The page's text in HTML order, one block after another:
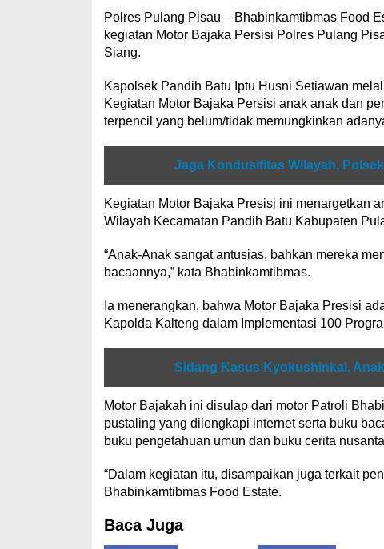
Polres Pulang Pisau – Bhabinkamtibmas Food
kegiatan Motor Bajaka Persisi Polres Pulang
Siang.
Kapolsek Pandih Batu Iptu Husni Setiawan
Kegiatan Motor Bajaka Persisi anak anak dan
terpencil yang belum/tidak memungkinkan
Jaga Kondusifitas Wilayah,
Kegiatan Motor Bajaka Presisi ini menargetkan
Wilayah Kecamatan Pandih Batu Kabupaten
“Anak-Anak sangat antusias, bahkan mereka
bacaannya,” kata Bhabinkamtibmas.
Ia menerangkan, bahwa Motor Bajaka Presisi
Kapolda Kalteng dalam Implementasi 100
Sidang Kasus Kyokushinkai,
Motor Bajakah ini disulap dari motor Patroli
pustaling yang dilengkapi internet serta buku
buku pengetahuan umun dan buku cerita
“Dalam kegiatan itu, disampaikan juga terkait
Bhabinkamtibmas Food Estate.
Baca Juga